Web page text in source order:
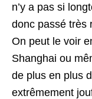
n’y a pas si
donc passé très
On peut le voir
Shanghai ou
de plus en plus
extrêmement